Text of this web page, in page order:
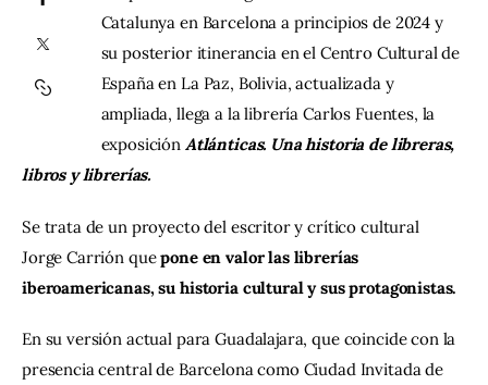
Contacto
Catalunya en Barcelona a principios de 2024 y
su posterior itinerancia en el Centro Cultural de
España en La Paz, Bolivia, actualizada y
ampliada, llega a la librería Carlos Fuentes, la
exposición Atlánticas. Una historia de libreras,
libros y librerías.
Se trata de un proyecto del escritor y crítico cultural
Jorge Carrión que pone en valor las librerías
iberoamericanas, su historia cultural y sus protagonistas.
En su versión actual para Guadalajara, que coincide con la
presencia central de Barcelona como Ciudad Invitada de